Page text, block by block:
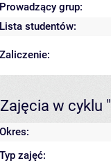
Prowadzący grup:
Lista studentów:
Zaliczenie:
Zajęcia w cyklu
Okres:
Typ zajęć: